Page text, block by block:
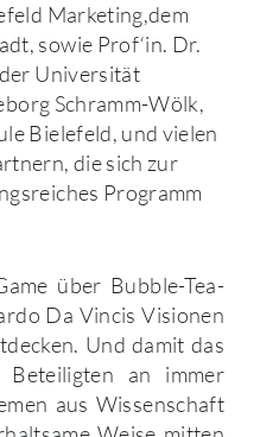
Marketing,dem
sowie Prof‘in. Dr.
Universität
Schramm-Wölk,
Bielefeld, und vielen
die sich zur
Programm
über Bubble-Tea-
Da Vincis Visionen
Und damit das
an immer
aus Wissenschaft